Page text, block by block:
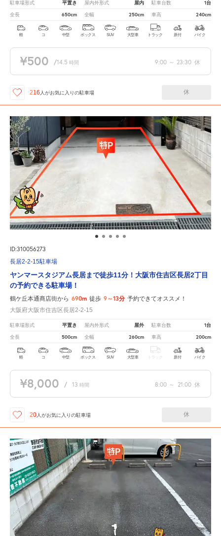
駐車場形式 平置き 屋内外形式 屋内 駐車台数 1台
全長 650cm 全幅 250cm 車高 240cm
軽 コ 中型 ボックス SUV 大型車 トラック 原付 バイク
¥500 /14.5 時間 9:00 ～ 23:30 休
216 人がお気に入りの駐車場 休
ID:310056273
長居2-2-15駐車場
ヤンマースタジアム長居まで徒歩11分！大阪市住吉区長居2丁目
の予約できる駐車場！
鶴ケ丘本通商店街から 690m 徒歩 9～13分 予約できてオススメ！
大阪府大阪市住吉区長居2-2-15
駐車場形式 平置き 屋内外形式 屋外 駐車台数 1台
全長 500cm 全幅 260cm 車高 200cm
軽 コ 中型 ボックス SUV 大型車 トラック 原付 バイク
¥8,000 / 13 時間 8:00 ～ 21:00 休
20 人がお気に入りの駐車場 休